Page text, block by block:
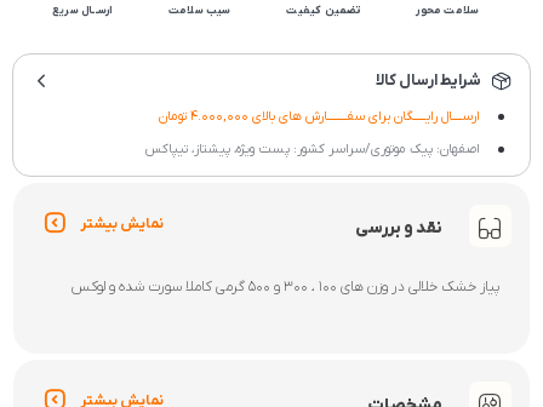
سلامت محور تضمین کیفیت سیب سلامت ارســال سریع
شرایط ارسال کالا
ارســــال رایـــــگان برای سفــــــــارش های بالای 4.000,000 تومان
اصفهان: پیک موتوری/سراسر کشور: پست ویژه، پیشتاز، تیپاکس
نقد و بررسی نمایش بیشتر
پیاز خشک خلالی در وزن های 100 ، 300 و 500 گرمی کاملا سورت شده و لوکس
نمایش بیشتر